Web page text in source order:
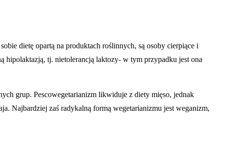
dietę opartą na produktach roślinnych, są osoby cierpiące i
hipolaktazją, tj. nietolerancją laktozy- w tym przypadku jest ona
grup. Pescowegetarianizm likwiduje z diety mięso, jednak
Najbardziej zaś radykalną formą wegetarianizmu jest weganizm,